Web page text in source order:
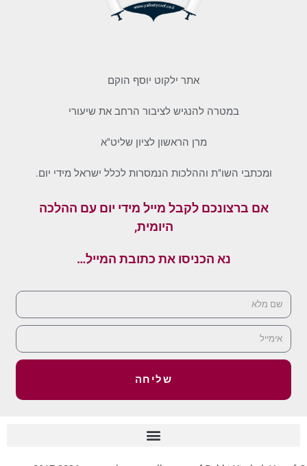
אתר ילקוט יוסף הוקם
במטרה להנגיש לציבור הרחב את שיעורי
מרן הראשון לציון שליט"א
ומכתבי השו"ת וההלכות הנמסרות לכלל ישראל מידי יום.
אם ברצונכם לקבל מייל מידי יום עם ההלכה
היומית,
נא הכניסו את כתובת המייל…
שליחה